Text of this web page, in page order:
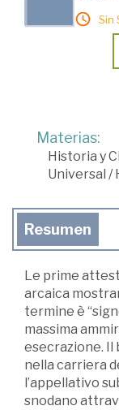
Sin
Materias:
Historia y
Universal /
Resumen
Le prime
arcaica
termine è
massima
esecrazione.
nella carriera
l’appellativo
snodano